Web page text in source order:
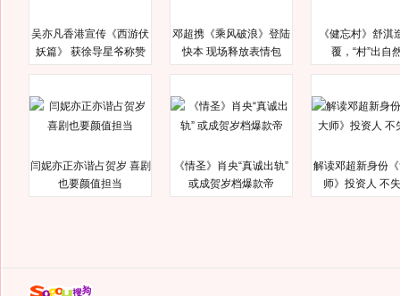
吴亦凡香港宣传《西游伏
妖篇》 获徐导星爷称赞
邓超携《乘风破浪》登陆
快本 现场释放表情包
《健忘村》舒淇
覆，“村”出自
闫妮亦正亦谐占贺岁 喜剧
也要颜值担当
《情圣》肖央“真诚出轨”
或成贺岁档爆款帝
解读邓超新身份
师》投资人 不